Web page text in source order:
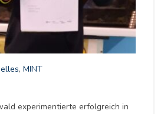
, MINT
experimentierte erfolgreich in